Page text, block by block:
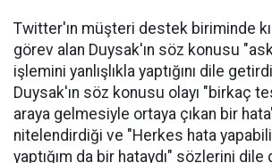
Twitter'ın müşteri destek biriminde
görev alan Duysak'ın söz konusu
işlemini yanlışlıkla yaptığını dile
Duysak'ın söz konusu olayı "birkaç
araya gelmesiyle ortaya çıkan bir
nitelendirdiği ve "Herkes hata
yaptığım da bir hataydı" sözlerini